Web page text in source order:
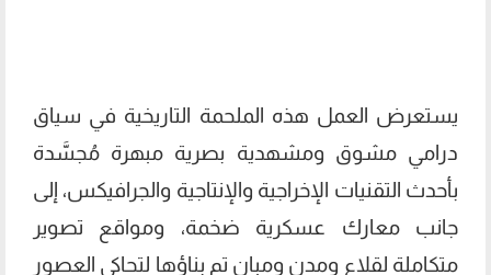
يستعرض العمل هذه الملحمة التاريخية في سياق
درامي مشوق ومشهدية بصرية مبهرة مُجسَّدة
بأحدث التقنيات الإخراجية والإنتاجية والجرافيكس، إلى
جانب معارك عسكرية ضخمة، ومواقع تصوير
متكاملة لقلاع ومدن ومبانٍ تم بناؤها لتحاكي العصور